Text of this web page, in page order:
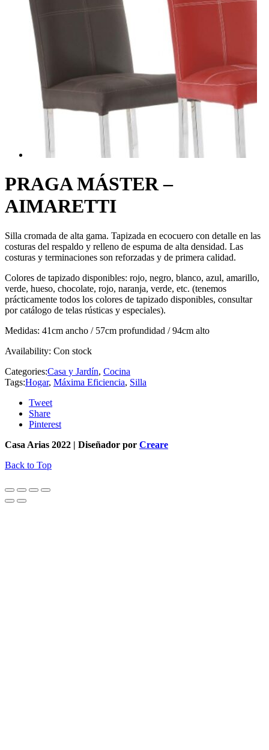
PRAGA MÁSTER –
AIMARETTI
Silla cromada de alta gama. Tapizada en ecocuero con detalle en las
costuras del respaldo y relleno de espuma de alta densidad. Las
costuras y terminaciones son reforzadas y de primera calidad.
Colores de tapizado disponibles: rojo, negro, blanco, azul, amarillo,
verde, hueso, chocolate, rojo, naranja, verde, etc. (tenemos
prácticamente todos los colores de tapizado disponibles, consultar
por catálogo de telas rústicas y especiales).
Medidas: 41cm ancho / 57cm profundidad / 94cm alto
Availability: Con stock
Categories:Casa y Jardín, Cocina
Tags:Hogar, Máxima Eficiencia, Silla
Tweet
Share
Pinterest
Casa Arias 2022 | Diseñador por Creare
Back to Top